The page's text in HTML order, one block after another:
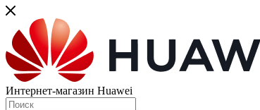
Интернет-магазин Huawei